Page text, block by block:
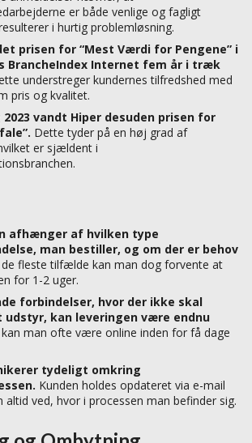
er både venlige og fagligt
i hurtig problemløsning.
prisen for “Mest Værdi for Pengene” i
BrancheIndex Internet fem år i træk
understreger kundernes tilfredshed med
pris og kvalitet.
2023 vandt Hiper desuden prisen for
Dette tyder på en høj grad af
er sjældent i
afhænger af hvilken type
man bestiller, og om der er behov
de fleste tilfælde kan man dog forvente at
for 1-2 uger.
forbindelser, hvor der ikke skal
udstyr, kan leveringen være endnu
kan man ofte være online inden for få dage
tydeligt omkring
Kunden holdes opdateret via e-mail
altid ved, hvor i processen man befinder sig.